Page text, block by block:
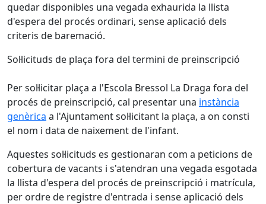
quedar disponibles una vegada exhaurida la llista
d'espera del procés ordinari, sense aplicació dels
criteris de baremació.
Sol·licituds de plaça fora del termini de preinscripció
Per sol·licitar plaça a l'Escola Bressol La Draga fora del
procés de preinscripció, cal presentar una instància
genèrica a l'Ajuntament sol·licitant la plaça, a on consti
el nom i data de naixement de l'infant.
Aquestes sol·licituds es gestionaran com a peticions de
cobertura de vacants i s'atendran una vegada esgotada
la llista d'espera del procés de preinscripció i matrícula,
per ordre de registre d'entrada i sense aplicació dels